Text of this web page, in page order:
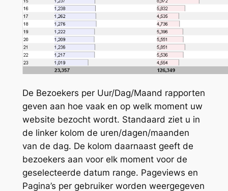
De Bezoekers per Uur/Dag/Maand rapporten
geven aan hoe vaak en op welk moment uw
website bezocht wordt. Standaard ziet u in
de linker kolom de uren/dagen/maanden
van de dag. De kolom daarnaast geeft de
bezoekers aan voor elk moment voor de
geselecteerde datum range. Pageviews en
Pagina’s per gebruiker worden weergegeven